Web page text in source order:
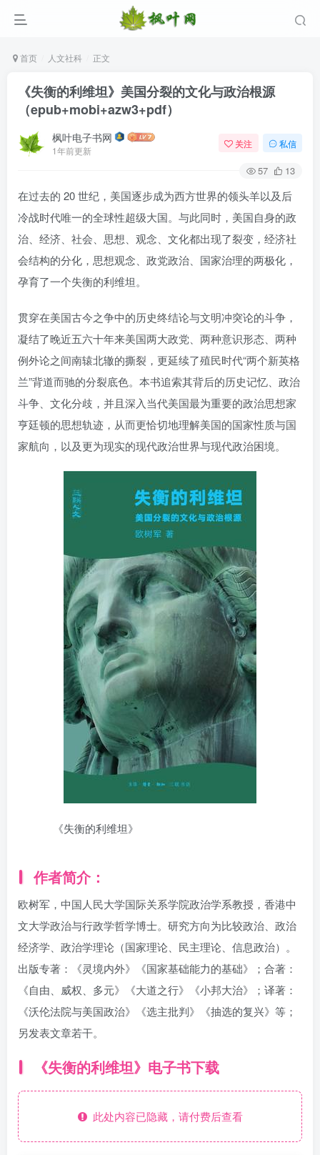
首页 人文社科 正文
《失衡的利维坦》美国分裂的文化与政治根源
（epub+mobi+azw3+pdf）
枫叶电子书网
1年前更新
关注 私信
57 13
在过去的 20 世纪，美国逐步成为西方世界的领头羊以及后
冷战时代唯一的全球性超级大国。与此同时，美国自身的政
治、经济、社会、思想、观念、文化都出现了裂变，经济社
会结构的分化，思想观念、政党政治、国家治理的两极化，
孕育了一个失衡的利维坦。
贯穿在美国古今之争中的历史终结论与文明冲突论的斗争，
凝结了晚近五六十年来美国两大政党、两种意识形态、两种
例外论之间南辕北辙的撕裂，更延续了殖民时代“两个新英格
兰”背道而驰的分裂底色。本书追索其背后的历史记忆、政治
斗争、文化分歧，并且深入当代美国最为重要的政治思想家
亨廷顿的思想轨迹，从而更恰切地理解美国的国家性质与国
家航向，以及更为现实的现代政治世界与现代政治困境。
《失衡的利维坦》
作者简介：
欧树军，中国人民大学国际关系学院政治学系教授，香港中
文大学政治与行政学哲学博士。研究方向为比较政治、政治
经济学、政治学理论（国家理论、民主理论、信息政治）。
出版专著：《灵境内外》《国家基础能力的基础》；合著：
《自由、威权、多元》《大道之行》《小邦大治》；译著：
《沃伦法院与美国政治》《选主批判》《抽选的复兴》等；
另发表文章若干。
《失衡的利维坦》电子书下载
此处内容已隐藏，请付费后查看
登录
没有账号？立即注册
用户名/手机号/邮箱
登录密码
记住登录 找回密码| 免密登录
登录
社交账号登录